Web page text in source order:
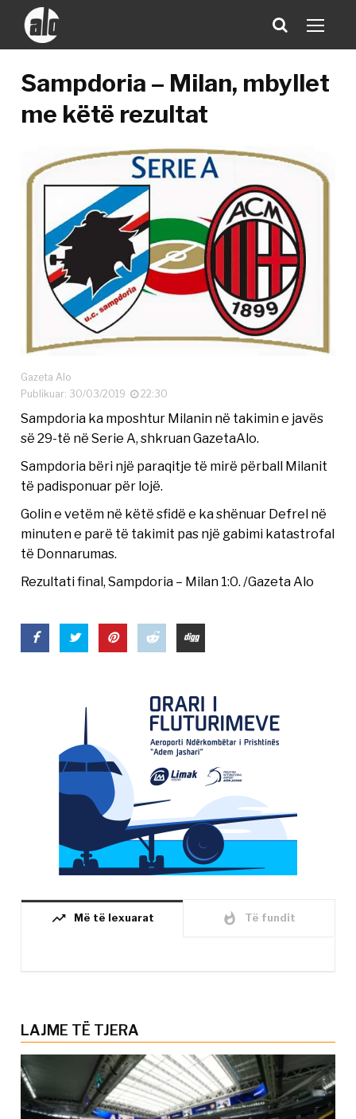
Sampdoria – Milan, mbyllet
me këtë rezultat
Gazeta Alo
Publikuar: 30/03/2019
22:30
Sampdoria ka mposhtur Milanin në takimin e javës
së 29-të në Serie A, shkruan GazetaAlo.
Sampdoria bëri një paraqitje të mirë përball Milanit
të padisponuar për lojë.
Golin e vetëm në këtë sfidë e ka shënuar Defrel në
minuten e parë të takimit pas një gabimi katastrofal
të Donnarumas.
Rezultati final, Sampdoria – Milan 1:0. /Gazeta Alo
trending_up Më të lexuarat whatshot Të fundit
LAJME TË TJERA